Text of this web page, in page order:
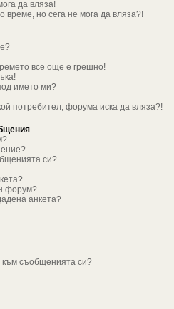
да вляза!
време, но сега не мога да вляза?!
все още е грешно!
името ми?
потребител, форума иска да вляза?!
си?
форум?
анкета?
към съобщенията си?